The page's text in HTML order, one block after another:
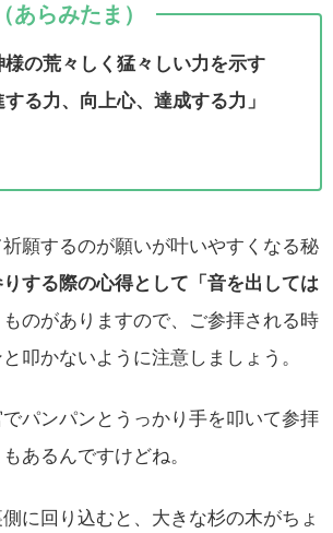
あらみたま）
の荒々しく猛々しい力を示す
る力、向上心、達成する力」
願するのが願いが叶いやすくなる秘
する際の心得として「音を出しては
ものがありますので、ご参拝される時
叩かないように注意しましょう。
パンパンとうっかり手を叩いて参拝
あるんですけどね。
に回り込むと、大きな杉の木がちょ